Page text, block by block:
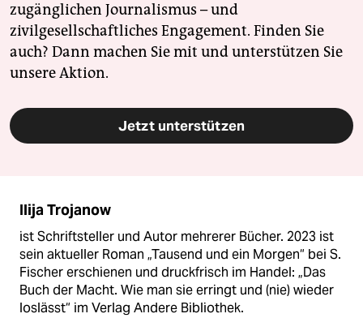
zugänglichen Journalismus – und
zivilgesellschaftliches Engagement. Finden Sie
auch? Dann machen Sie mit und unterstützen Sie
unsere Aktion.
Jetzt unterstützen
Ilija Trojanow
ist Schriftsteller und Autor mehrerer Bücher. 2023 ist
sein aktueller Roman „Tausend und ein Morgen“ bei S.
Fischer erschienen und druckfrisch im Handel: „Das
Buch der Macht. Wie man sie erringt und (nie) wieder
loslässt“ im Verlag Andere Bibliothek.